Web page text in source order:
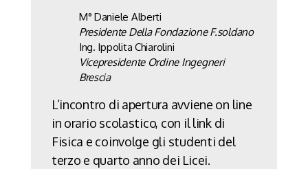
M° Daniele Alberti
Presidente Della Fondazione F.soldano
Ing. Ippolita Chiarolini
Vicepresidente Ordine Ingegneri
Brescia
L’incontro di apertura avviene on line
in orario scolastico, con il link di
Fisica e coinvolge gli studenti del
terzo e quarto anno dei Licei.